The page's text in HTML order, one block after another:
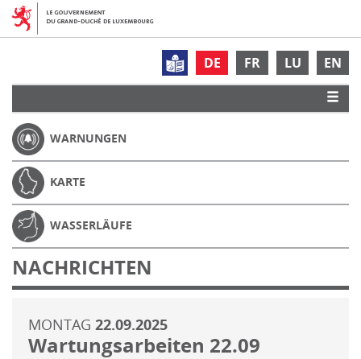
DE FR LU EN
WARNUNGEN
KARTE
WASSERLÄUFE
NACHRICHTEN
MONTAG 22.09.2025
Wartungsarbeiten 22.09